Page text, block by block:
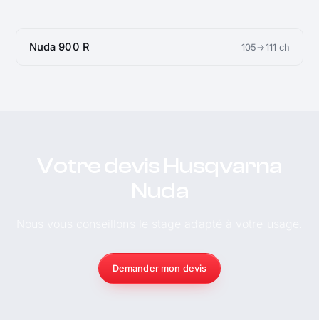
Nuda 900 R 105→111 ch
Demander mon devis